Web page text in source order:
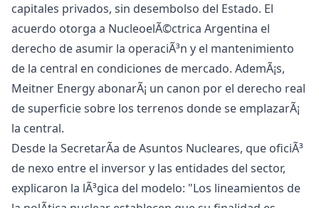
capitales privados, sin desembolso del Estado. El
acuerdo otorga a NucleoelÃ©ctrica Argentina el
derecho de asumir la operaciÃ³n y el mantenimiento
de la central en condiciones de mercado. AdemÃ¡s,
Meitner Energy abonarÃ¡ un canon por el derecho real
de superficie sobre los terrenos donde se emplazarÃ¡
la central.
Desde la SecretarÃ­a de Asuntos Nucleares, que oficiÃ³
de nexo entre el inversor y las entidades del sector,
explicaron la lÃ³gica del modelo: "Los lineamientos de